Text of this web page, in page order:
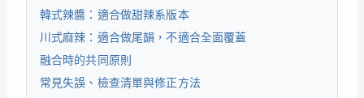
韓式辣醬：適合做甜辣系版本
川式麻辣：適合做尾韻，不適合全面覆蓋
融合時的共同原則
常見失誤、檢查清單與修正方法